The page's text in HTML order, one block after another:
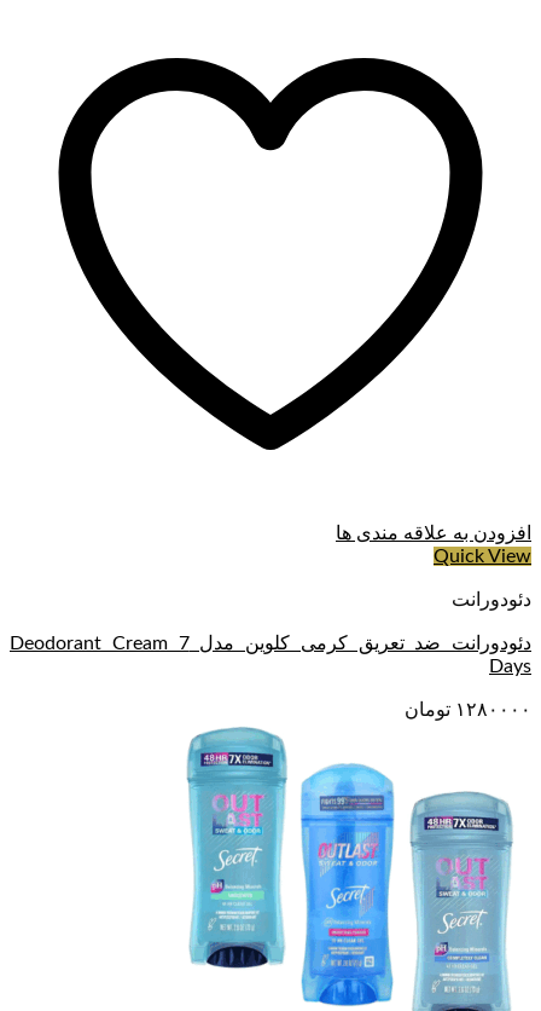
افزودن به علاقه مندی ها
Quick View
دئودورانت
دئودورانت ضد تعریق کرمی کلوین مدل Deodorant Cream 7
Days
۱۲۸۰۰۰۰ تومان